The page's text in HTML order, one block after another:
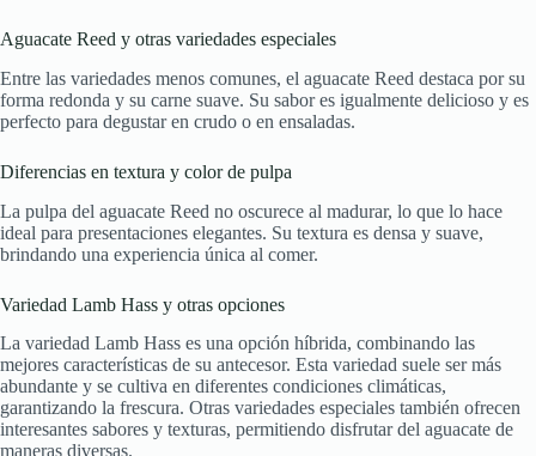
Aguacate Reed y otras variedades especiales
Entre las variedades menos comunes, el aguacate Reed destaca por su
forma redonda y su carne suave. Su sabor es igualmente delicioso y es
perfecto para degustar en crudo o en ensaladas.
Diferencias en textura y color de pulpa
La pulpa del aguacate Reed no oscurece al madurar, lo que lo hace
ideal para presentaciones elegantes. Su textura es densa y suave,
brindando una experiencia única al comer.
Variedad Lamb Hass y otras opciones
La variedad Lamb Hass es una opción híbrida, combinando las
mejores características de su antecesor. Esta variedad suele ser más
abundante y se cultiva en diferentes condiciones climáticas,
garantizando la frescura. Otras variedades especiales también ofrecen
interesantes sabores y texturas, permitiendo disfrutar del aguacate de
maneras diversas.